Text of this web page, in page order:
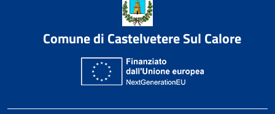
Comune di Castelvetere Sul Calore